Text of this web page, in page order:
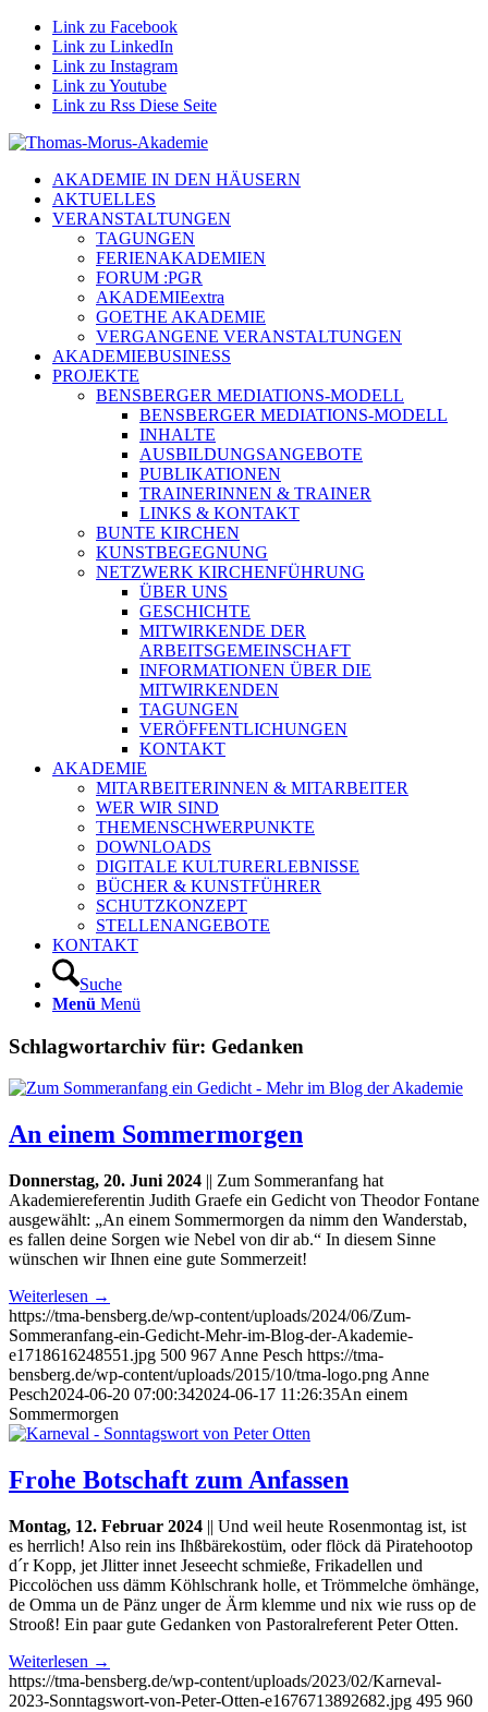
Link zu Facebook
Link zu LinkedIn
Link zu Instagram
Link zu Youtube
Link zu Rss Diese Seite
AKADEMIE IN DEN HÄUSERN
AKTUELLES
VERANSTALTUNGEN
TAGUNGEN
FERIENAKADEMIEN
FORUM :PGR
AKADEMIEextra
GOETHE AKADEMIE
VERGANGENE VERANSTALTUNGEN
AKADEMIEBUSINESS
PROJEKTE
BENSBERGER MEDIATIONS-MODELL
BENSBERGER MEDIATIONS-MODELL
INHALTE
AUSBILDUNGSANGEBOTE
PUBLIKATIONEN
TRAINERINNEN & TRAINER
LINKS & KONTAKT
BUNTE KIRCHEN
KUNSTBEGEGNUNG
NETZWERK KIRCHENFÜHRUNG
ÜBER UNS
GESCHICHTE
MITWIRKENDE DER
ARBEITSGEMEINSCHAFT
INFORMATIONEN ÜBER DIE
MITWIRKENDEN
TAGUNGEN
VERÖFFENTLICHUNGEN
KONTAKT
AKADEMIE
MITARBEITERINNEN & MITARBEITER
WER WIR SIND
THEMENSCHWERPUNKTE
DOWNLOADS
DIGITALE KULTURERLEBNISSE
BÜCHER & KUNSTFÜHRER
SCHUTZKONZEPT
STELLENANGEBOTE
KONTAKT
Suche
Menü Menü
Schlagwortarchiv für: Gedanken
An einem Sommermorgen
Donnerstag, 20. Juni 2024 || Zum Sommeranfang hat
Akademiereferentin Judith Graefe ein Gedicht von Theodor Fontane
ausgewählt: „An einem Sommermorgen da nimm den Wanderstab,
es fallen deine Sorgen wie Nebel von dir ab.“ In diesem Sinne
wünschen wir Ihnen eine gute Sommerzeit!
Weiterlesen →
https://tma-bensberg.de/wp-content/uploads/2024/06/Zum-
Sommeranfang-ein-Gedicht-Mehr-im-Blog-der-Akademie-
e1718616248551.jpg 500 967 Anne Pesch https://tma-
bensberg.de/wp-content/uploads/2015/10/tma-logo.png Anne
Pesch2024-06-20 07:00:342024-06-17 11:26:35An einem
Sommermorgen
Frohe Botschaft zum Anfassen
Montag, 12. Februar 2024 || Und weil heute Rosenmontag ist, ist
es herrlich! Also rein ins Ihßbärekostüm, oder flöck dä Piratehootop
d´r Kopp, jet Jlitter innet Jeseecht schmieße, Frikadellen und
Piccolöchen uss dämm Köhlschrank holle, et Trömmelche ömhänge,
de Omma un de Pänz unger de Ärm klemme und nix wie russ op de
Strooß! Ein paar gute Gedanken von Pastoralreferent Peter Otten.
Weiterlesen →
https://tma-bensberg.de/wp-content/uploads/2023/02/Karneval-
2023-Sonntagswort-von-Peter-Otten-e1676713892682.jpg 495 960